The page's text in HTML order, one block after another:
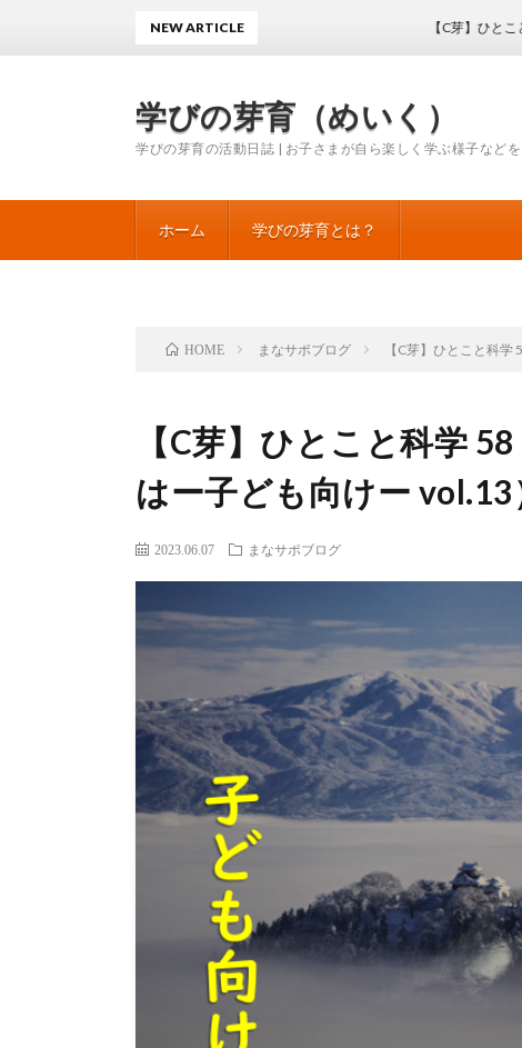
学びの芽育（めいく）
学びの芽育の活動日誌 | お子さまが自ら楽しく学ぶ様子など
ホーム 学びの芽育とは？
NEW ARTICLE 【C芽】ひとこと科学
HOME まなサポブログ 【C芽】ひとこと科
【C芽】ひとこと科学
はー子ども向けー vol.13
2023.06.07 まなサポブログ